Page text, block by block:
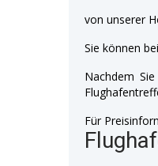
von unserer
Sie können
Nachdem
Für